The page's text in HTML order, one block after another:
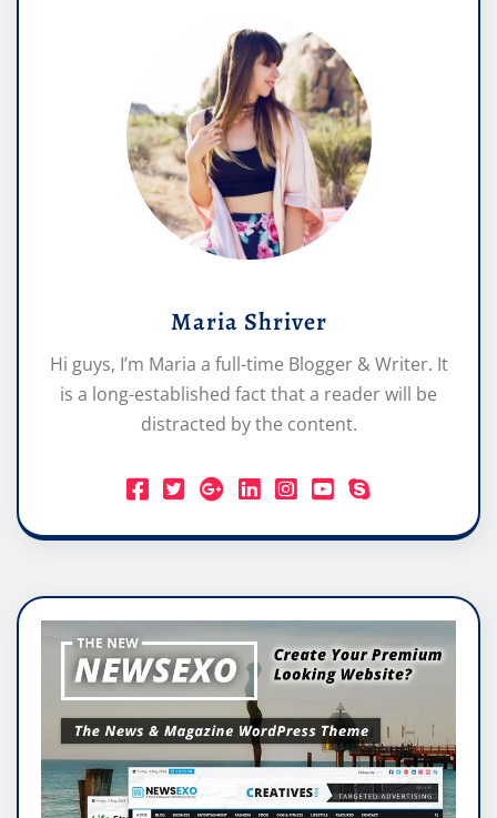
Maria Shriver
Hi guys, I’m Maria a full-time Blogger & Writer. It
is a long-established fact that a reader will be
distracted by the content.